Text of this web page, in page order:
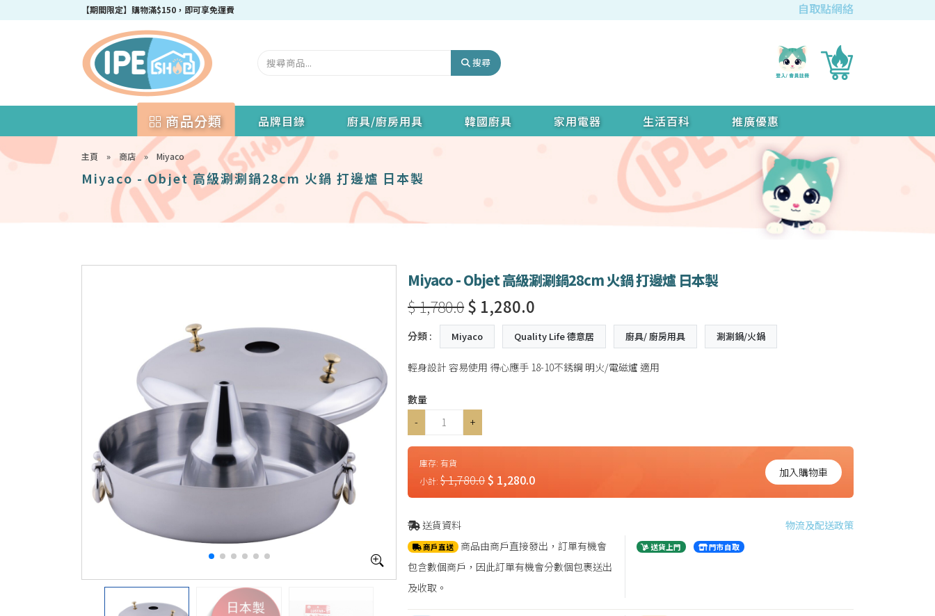
【期間限定】購物滿$150，即可享免運費 自取點網絡
搜尋
商品分類 品牌目錄 廚具/廚房用具 韓國廚具 家用電器 生活百科 推廣優惠
主頁 » 商店» Miyaco
Miyaco - Objet 高級涮涮鍋28cm 火鍋 打邊爐 日本製
Miyaco - Objet 高級涮涮鍋28cm 火鍋 打邊爐 日本製
$ 1,780.0$ 1,280.0
分類 : Miyaco Quality Life 德意居 廚具/ 廚房用具 涮涮鍋/火鍋
輕身設計 容易使用 得心應手 18-10不銹鋼 明火/電磁爐 適用
數量
-
+
庫存:有貨
小計:$ 1,780.0$ 1,280.0 加入購物車
送貨資料 物流及配送政策
商戶直送 商品由商戶直接發出，訂單有機會
包含數個商戶，因此訂單有機會分數個包裹送出
及收取。
送貨上門 門市自取